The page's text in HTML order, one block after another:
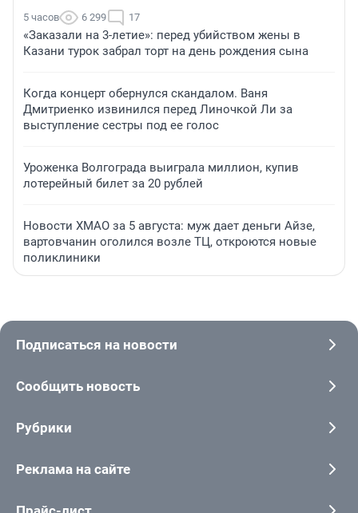
5 часов 6 299 17
«Заказали на 3-летие»: перед убийством жены в
Казани турок забрал торт на день рождения сына
Когда концерт обернулся скандалом. Ваня
Дмитриенко извинился перед Линочкой Ли за
выступление сестры под ее голос
Уроженка Волгограда выиграла миллион, купив
лотерейный билет за 20 рублей
Новости ХМАО за 5 августа: муж дает деньги Айзе,
вартовчанин оголился возле ТЦ, откроются новые
поликлиники
Подписаться на новости
Сообщить новость
Рубрики
Реклама на сайте